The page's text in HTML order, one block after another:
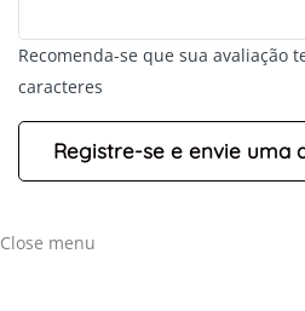
Recomenda-se que sua avaliação
caracteres
Close menu